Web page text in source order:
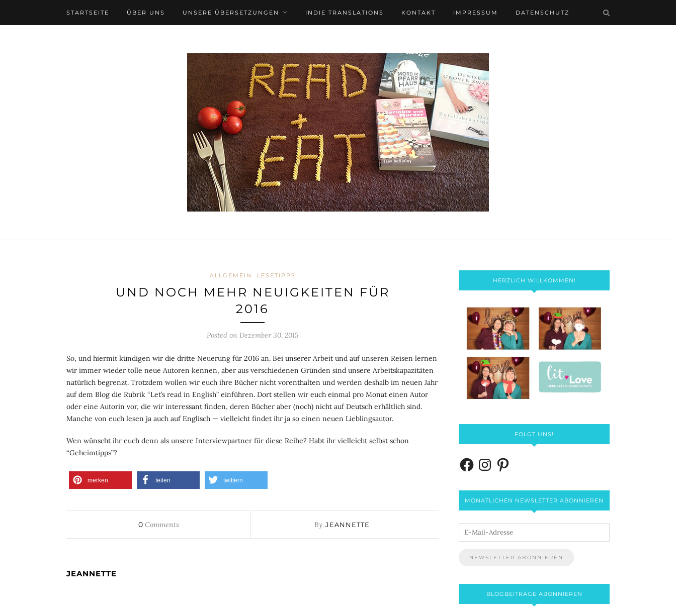
STARTSEITE ÜBER UNS UNSERE ÜBERSETZUNGEN INDIE TRANSLATIONS KONTAKT IMPRESSUM DATENSCHUTZ
ALLGEMEIN LESETIPPS
UND NOCH MEHR NEUIGKEITEN FÜR
2016
Posted on Dezember 30, 2015
So, und hiermit kündigen wir die dritte Neuerung für 2016 an. Bei unserer Arbeit und auf unseren Reisen lernen
wir immer wieder tolle neue Autoren kennen, aber aus verschiedenen Gründen sind unsere Arbeitskapazitäten
natürlich begrenzt. Trotzdem wollen wir euch ihre Bücher nicht vorenthalten und werden deshalb im neuen Jahr
auf dem Blog die Rubrik “Let’s read in English” einführen. Dort stellen wir euch einmal pro Monat einen Autor
oder eine Autorin vor, die wir interessant finden, deren Bücher aber (noch) nicht auf Deutsch erhältlich sind.
Manche von euch lesen ja auch auf Englisch — vielleicht findet ihr ja so einen neuen Lieblingsautor.
Wen wünscht ihr euch denn als unsere Interviewpartner für diese Reihe? Habt ihr vielleicht selbst schon
“Geheimtipps”?
merken teilen twittern
0Comments By JEANNETTE
JEANNETTE
HERZLICH WILLKOMMEN!
FOLGT UNS!
MONATLICHEN NEWSLETTER ABONNIEREN
BLOGBEITRÄGE ABONNIEREN